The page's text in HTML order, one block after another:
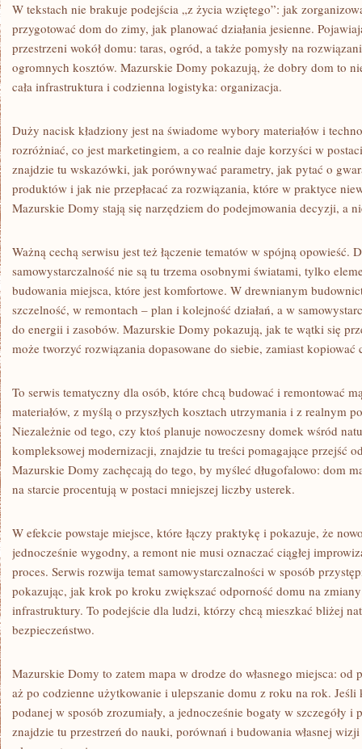
W tekstach nie brakuje podejścia „z życia wziętego”: jak
przygotować dom do zimy, jak planować działania jesienne.
przestrzeni wokół domu: taras, ogród, a także pomysły na
ogromnych kosztów. Mazurskie Domy pokazują, że dobry dom to
cała infrastruktura i codzienna logistyka: organizacja.
Duży nacisk kładziony jest na świadome wybory materiałów i
rozróżniać, co jest marketingiem, a co realnie daje korzyści w
znajdzie tu wskazówki, jak porównywać parametry, jak pytać o
produktów i jak nie przepłacać za rozwiązania, które w praktyce
Mazurskie Domy stają się narzędziem do podejmowania decyzji, a
Ważną cechą serwisu jest też łączenie tematów w spójną opowieść.
samowystarczalność nie są tu trzema osobnymi światami, tylko
budowania miejsca, które jest komfortowe. W drewnianym
szczelność, w remontach – plan i kolejność działań, a w
do energii i zasobów. Mazurskie Domy pokazują, jak te wątki się
może tworzyć rozwiązania dopasowane do siebie, zamiast kopiować
To serwis tematyczny dla osób, które chcą budować i remontować
materiałów, z myślą o przyszłych kosztach utrzymania i z realnym
Niezależnie od tego, czy ktoś planuje nowoczesny domek wśród
kompleksowej modernizacji, znajdzie tu treści pomagające przejść
Mazurskie Domy zachęcają do tego, by myśleć długofalowo: dom
na starcie procentują w postaci mniejszej liczby usterek.
W efekcie powstaje miejsce, które łączy praktykę i pokazuje, że
jednocześnie wygodny, a remont nie musi oznaczać ciągłej
proces. Serwis rozwija temat samowystarczalności w sposób
pokazując, jak krok po kroku zwiększać odporność domu na
infrastruktury. To podejście dla ludzi, którzy chcą mieszkać bliżej
bezpieczeństwo.
Mazurskie Domy to zatem mapa w drodze do własnego miejsca:
aż po codzienne użytkowanie i ulepszanie domu z roku na rok.
podanej w sposób zrozumiały, a jednocześnie bogaty w szczegóły i
znajdzie tu przestrzeń do nauki, porównań i budowania własnej